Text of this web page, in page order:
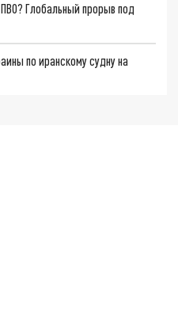
Глобальный прорыв под
по иранскому судну на